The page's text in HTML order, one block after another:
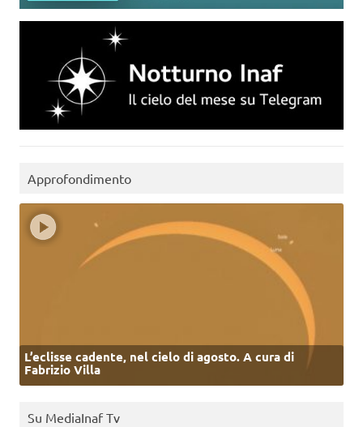
Approfondimento
L’eclisse cadente, nel cielo di agosto. A cura di
Fabrizio Villa
Su MediaInaf Tv